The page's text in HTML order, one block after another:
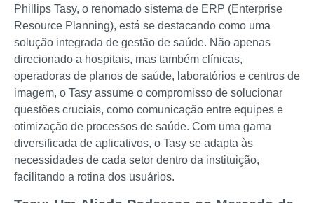
Phillips Tasy, o renomado sistema de ERP (Enterprise
Resource Planning), está se destacando como uma
solução integrada de gestão de saúde. Não apenas
direcionado a hospitais, mas também clínicas,
operadoras de planos de saúde, laboratórios e centros de
imagem, o Tasy assume o compromisso de solucionar
questões cruciais, como comunicação entre equipes e
otimização de processos de saúde. Com uma gama
diversificada de aplicativos, o Tasy se adapta às
necessidades de cada setor dentro da instituição,
facilitando a rotina dos usuários.